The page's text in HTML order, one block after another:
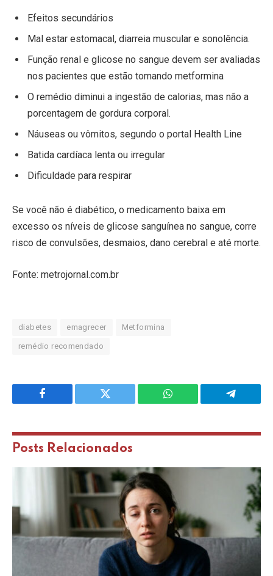
Efeitos secundários
Mal estar estomacal, diarreia muscular e sonolência.
Função renal e glicose no sangue devem ser avaliadas
nos pacientes que estão tomando metformina
O remédio diminui a ingestão de calorias, mas não a
porcentagem de gordura corporal.
Náuseas ou vômitos, segundo o portal Health Line
Batida cardíaca lenta ou irregular
Dificuldade para respirar
Se você não é diabético, o medicamento baixa em
excesso os níveis de glicose sanguínea no sangue, corre
risco de convulsões, desmaios, dano cerebral e até morte.
Fonte: metrojornal.com.br
diabetes emagrecer Metformina
remédio recomendado
Facebook Twitter WhatsApp Telegram
Posts Relacionados